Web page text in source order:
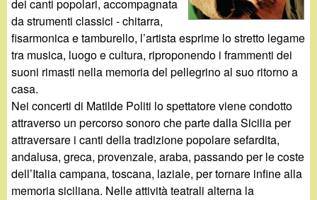
i
n
o
.
i
t
a
dei canti popolari, accompagnata
da strumenti classici - chitarra,
fisarmonica e tamburello, l’artista esprime lo stretto legame
tra musica, luogo e cultura, riproponendo i frammenti dei
suoni rimasti nella memoria del pellegrino al suo ritorno a
casa.
Nei concerti di Matilde Politi lo spettatore viene condotto
attraverso un percorso sonoro che parte dalla Sicilia per
attraversare i canti della tradizione popolare sefardita,
andalusa, greca, provenzale, araba, passando per le coste
dell’Italia campana, toscana, laziale, per tornare infine alla
memoria siciliana. Nelle attività teatrali alterna la